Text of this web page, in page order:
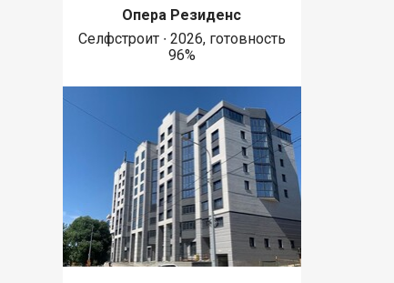
Опера Резиденс
Селфстроит ∙ 2026, готовность
96%